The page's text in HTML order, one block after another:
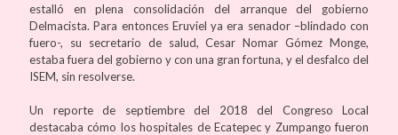
estalló en plena consolidación del arranque del gobierno
Delmacista. Para entonces Eruviel ya era senador –blindado con
fuero-, su secretario de salud, Cesar Nomar Gómez Monge,
estaba fuera del gobierno y con una gran fortuna, y el desfalco del
ISEM, sin resolverse.
Un reporte de septiembre del 2018 del Congreso Local
destacaba cómo los hospitales de Ecatepec y Zumpango fueron